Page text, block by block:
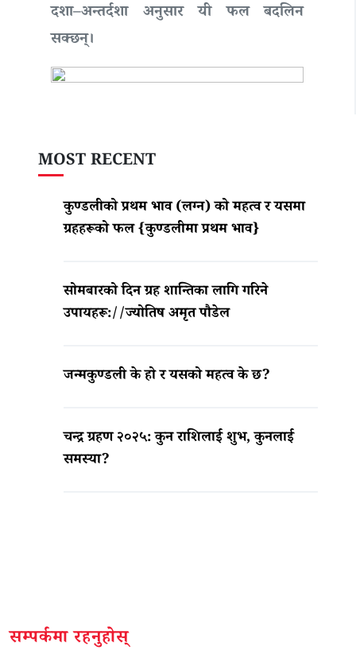
दशा–अन्तर्दशा अनुसार यी फल बदलिन
सक्छन्।
MOST RECENT
कुण्डलीको प्रथम भाव (लग्न) को महत्व र यसमा
ग्रहहरूको फल {कुण्डलीमा प्रथम भाव}
सोमबारको दिन ग्रह शान्तिका लागि गरिने
उपायहरू://ज्योतिष अमृत पौडेल
जन्मकुण्डली के हो र यसको महत्व के छ?
चन्द्र ग्रहण २०२५: कुन राशिलाई शुभ, कुनलाई
समस्या?
सम्पर्कमा रहनुहोस्